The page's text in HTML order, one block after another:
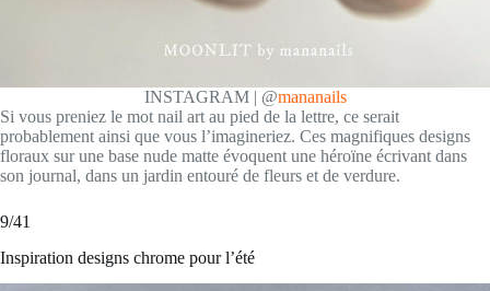
INSTAGRAM | @mananails
Si vous preniez le mot nail art au pied de la lettre, ce serait
probablement ainsi que vous l’imagineriez. Ces magnifiques designs
floraux sur une base nude matte évoquent une héroïne écrivant dans
son journal, dans un jardin entouré de fleurs et de verdure.
9/41
Inspiration designs chrome pour l’été